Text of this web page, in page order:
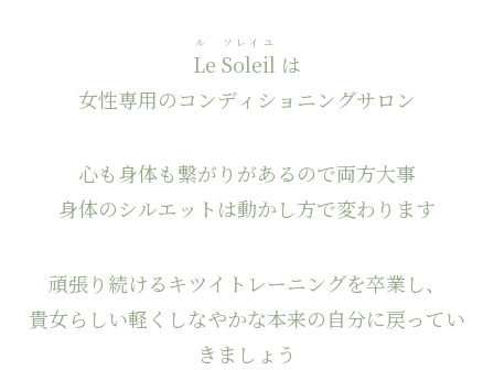
Le Soleil
ル ソレイユ
は
女性専用のコンディショニングサロン
心も身体も繋がりがあるので両方大事
身体のシルエットは動かし方で変わります
頑張り続けるキツイトレーニングを卒業し、
貴女らしい軽くしなやかな本来の自分に戻ってい
きましょう